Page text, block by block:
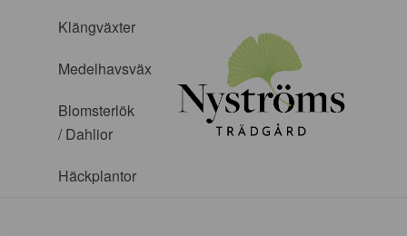
Klängväxter
Medelhavsväxter
Blomsterlök
/ Dahlior
Häckplantor